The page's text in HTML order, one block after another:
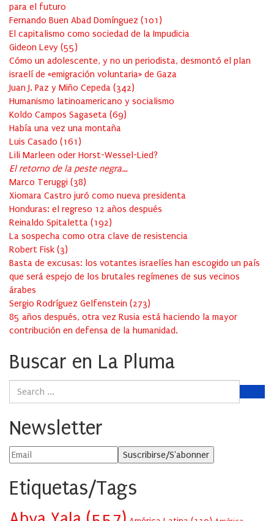
para el futuro
Fernando Buen Abad Domínguez (101 )
El capitalismo como sociedad de la Impudicia
Gideon Levy (55)
Cómo un adolescente, y no un periodista, desmontó el plan
israelí de «emigración voluntaria» de Gaza
Juan J. Paz y Miño Cepeda (342)
Humanismo latinoamericano y socialismo
Koldo Campos Sagaseta (69)
Había una vez una montaña
Luis Casado (161 )
Lili Marleen oder Horst-Wessel-Lied?
El retorno de la peste negra…
Marco Teruggi (38)
Xiomara Castro juró como nueva presidenta
Honduras: el regreso 12 años después
Reinaldo Spitaletta (192)
La sospecha como otra clave de resistencia
Robert Fisk (3)
Basta de excusas: los votantes israelíes han escogido un país
que será espejo de los brutales regímenes de sus vecinos
árabes
Sergio Rodríguez Gelfenstein (273)
85 años después, otra vez Rusia está haciendo la mayor
contribución en defensa de la humanidad.
Buscar en La Pluma
Newsletter
Etiquetas/Tags